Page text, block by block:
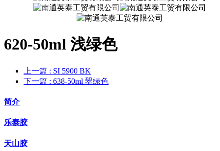
620-50ml 浅绿色
上一篇 : SI 5900 BK
下一篇 : 638-50ml 翠绿色
简介
乐泰胶
天山胶